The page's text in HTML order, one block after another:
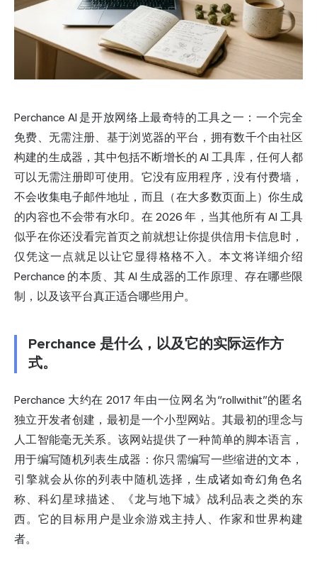
Perchance AI 是开放网络上最奇特的工具之一：一个完全
免费、无需注册、基于浏览器的平台，拥有数千个由社区
构建的生成器，其中包括不断增长的 AI 工具库，任何人都
可以无需注册即可使用。它没有应用程序，没有付费墙，
不会收集电子邮件地址，而且（在大多数页面上）你生成
的内容也不会带有水印。在 2026 年，当其他所有 AI 工具
似乎在你还没看完首页之前就想让你提供信用卡信息时，
仅凭这一点就足以让它显得格格不入。本文将详细介绍
Perchance 的本质、其 AI 生成器的工作原理、存在哪些限
制，以及该平台真正适合哪些用户。
Perchance 是什么，以及它的实际运作方
式。
Perchance 大约在 2017 年由一位网名为“rollwithit”的匿名
独立开发者创建，最初是一个小型网站。其最初的理念与
人工智能毫无关系。该网站提供了一种简单的脚本语言，
用于编写随机列表生成器：你只需编写一些缩进的文本，
引擎就会从你的列表中随机选择，生成诸如奇幻角色名
称、科幻星球描述、《龙与地下城》战利品表之类的东
西。它的目标用户是业余游戏主持人、作家和世界构建
者。